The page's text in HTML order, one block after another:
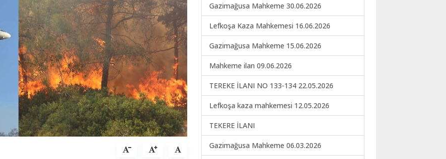
Gazimağusa Mahkeme 30.06.2026
Lefkoşa Kaza Mahkemesi 16.06.2026
Gazimağusa Mahkeme 15.06.2026
Mahkeme ilan 09.06.2026
TEREKE İLANI NO 133-134 22.05.2026
Lefkoşa kaza mahkemesi 12.05.2026
TEKERE İLANI
Gazimağusa Mahkeme 06.03.2026